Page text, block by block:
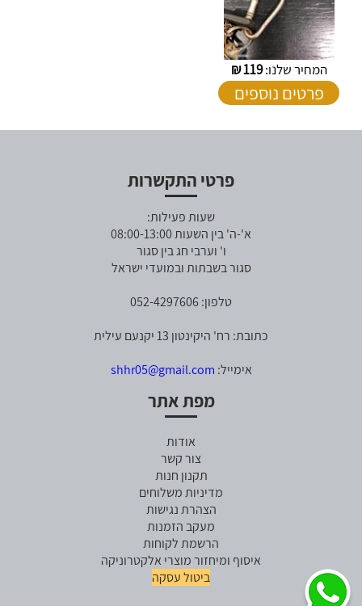
המחיר שלנו:119
₪
פרטים נוספים
פרטי התקשרות
שעות פעילות:
א'-ה' בין השעות 08:00-13:00
ו' וערבי חג בין סגור
סגור בשבתות ובמועדי ישראל
טלפון: 052-4297606
כתובת: רח' היקינטון 13 יקנעם עילית
אימייל: shhr05@gmail.com
מפת אתר
אודות
צור קשר
תקנון חנות
מדיניות משלוחים
הצהרת נגישות
מעקב הזמנות
הרשמת לקוחות
איסוף ומיחזור מוצרי אלקטרוניקה
ביטול עסקה